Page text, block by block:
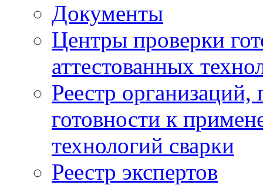
Документы
Центры проверки
аттестованных
Реестр
готовности к
технологий сварки
Реестр экспертов